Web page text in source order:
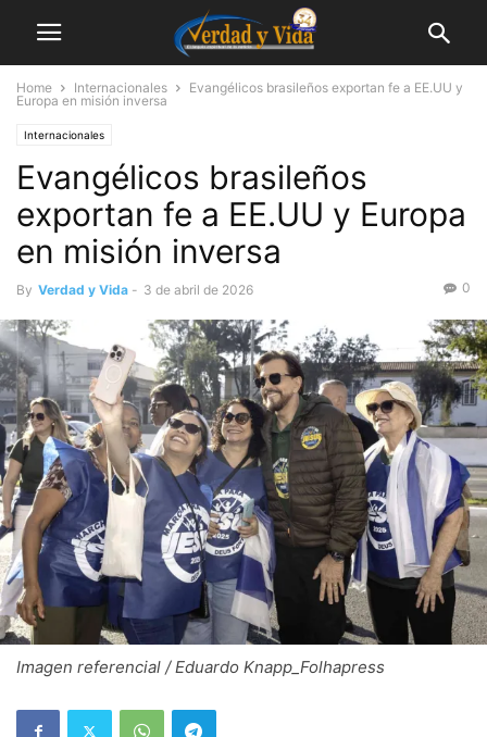
Home Internacionales
Evangélicos brasileños exportan fe a EE.UU y
Europa en misión inversa
Internacionales
Evangélicos brasileños
exportan fe a EE.UU y Europa
en misión inversa
By Verdad y Vida - 3 de abril de 2026 0
Imagen referencial / Eduardo Knapp_Folhapress